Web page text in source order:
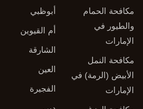
مكافحة الحمام
والطيور في
الإمارات
مكافحة النمل
الأبيض (الرمة) في
الإمارات
أبوظبي
أم القيوين
الشارقة
العين
الفجيرة